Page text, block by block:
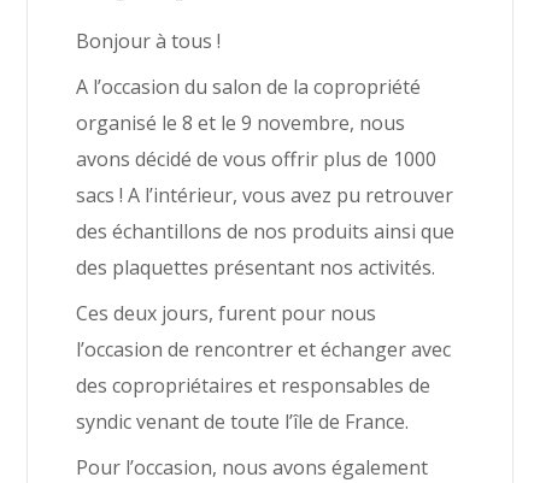
Bonjour à tous !
A l’occasion du salon de la copropriété
organisé le 8 et le 9 novembre, nous
avons décidé de vous offrir plus de 1000
sacs ! A l’intérieur, vous avez pu retrouver
des échantillons de nos produits ainsi que
des plaquettes présentant nos activités.
Ces deux jours, furent pour nous
l’occasion de rencontrer et échanger avec
des copropriétaires et responsables de
syndic venant de toute l’île de France.
Pour l’occasion, nous avons également